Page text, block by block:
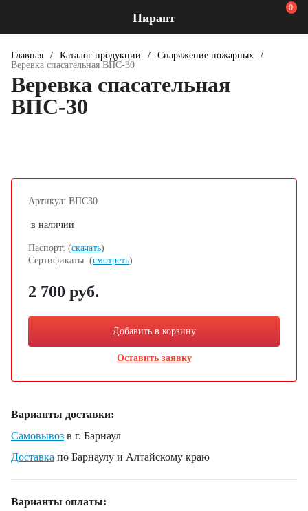
Пирант
0
Главная / Каталог продукции / Снаряжение пожарных
/
Веревка спасательная ВПС-30
Веревка спасательная
ВПС-30
Артикул: ВПС30
в наличии
Паспорт: (скачать)
Сертификаты: (смотреть)
2 700 руб.
Добавить в корзину
Оставить заявку
Варианты доставки:
Самовывоз в г. Барнаул
Доставка по Барнаулу и Алтайскому краю
Варианты оплаты: